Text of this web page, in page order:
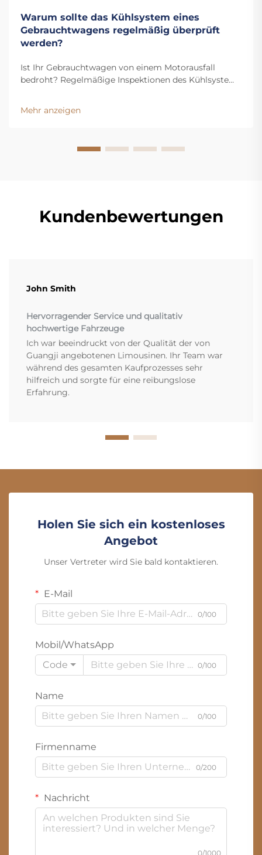
Warum sollte das Kühlsystem eines
Gebrauchtwagens regelmäßig überprüft
werden?
Ist Ihr Gebrauchtwagen von einem Motorausfall
bedroht? Regelmäßige Inspektionen des Kühlsystems
und verlängern die Lebensdauer Ihres Fahrzeugs.
Erfahren Sie jetzt die wichtigsten Vorteile.
Mehr anzeigen
Kundenbewertungen
John Smith
Hervorragender Service und qualitativ
hochwertige Fahrzeuge
Ich war beeindruckt von der Qualität der von
Guangji angebotenen Limousinen. Ihr Team war
während des gesamten Kaufprozesses sehr
hilfreich und sorgte für eine reibungslose
Erfahrung.
Holen Sie sich ein kostenloses
Angebot
Unser Vertreter wird Sie bald kontaktieren.
E-Mail
0/100
Mobil/WhatsApp
Code
0/100
Name
0/100
Firmenname
0/200
Nachricht
0/1000